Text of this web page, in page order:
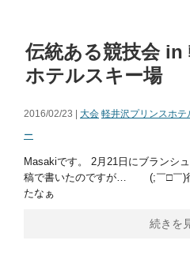
伝統ある競技会 in
ホテルスキー場
2016/02/23 | 大会 軽井沢プリンスホテ
ー
Masakiです。 2月21日にブランシ
稿で書いたのですが… (;￣□￣)
たなぁ
続きを